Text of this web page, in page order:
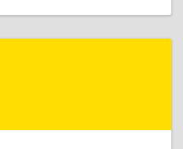
Респ, Лениногорск г,